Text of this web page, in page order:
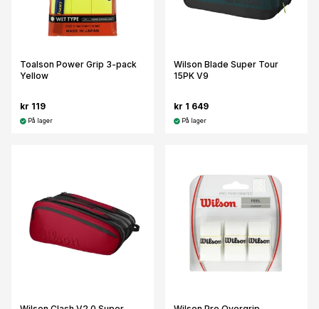
Toalson Power Grip 3-pack
Yellow
kr 119
På lager
Wilson Blade Super Tour
15PK V9
kr 1 649
På lager